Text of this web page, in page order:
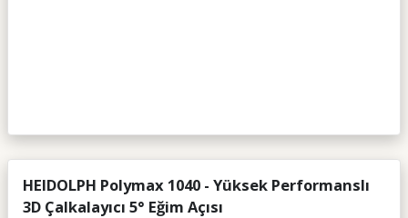
HEIDOLPH Polymax 1040 - Yüksek Performanslı
3D Çalkalayıcı 5° Eğim Açısı